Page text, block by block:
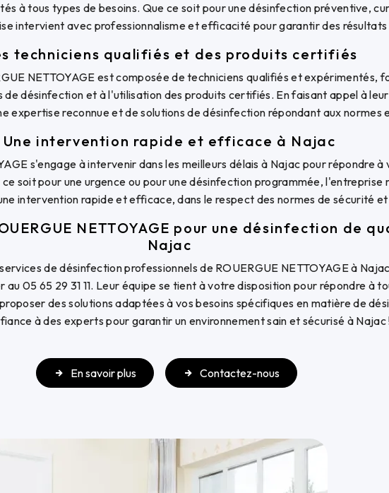
à tous types de besoins. Que ce soit pour une désinfection préventive,
intervient avec professionnalisme et efficacité pour garantir des
techniciens qualifiés et des produits certifiés
NETTOYAGE est composée de techniciens qualifiés et expérimentés,
de désinfection et à l'utilisation des produits certifiés. En faisant appel à
expertise reconnue et de solutions de désinfection répondant aux normes
Une intervention rapide et efficace à Najac
s'engage à intervenir dans les meilleurs délais à Najac pour répondre à
soit pour une urgence ou pour une désinfection programmée, l'entreprise
intervention rapide et efficace, dans le respect des normes de sécurité
NETTOYAGE pour une désinfection de
Najac
de désinfection professionnels de ROUERGUE NETTOYAGE à
au 05 65 29 31 11. Leur équipe se tient à votre disposition pour répondre à
des solutions adaptées à vos besoins spécifiques en matière de
à des experts pour garantir un environnement sain et sécurisé à Najac
En savoir plus Contactez-nous